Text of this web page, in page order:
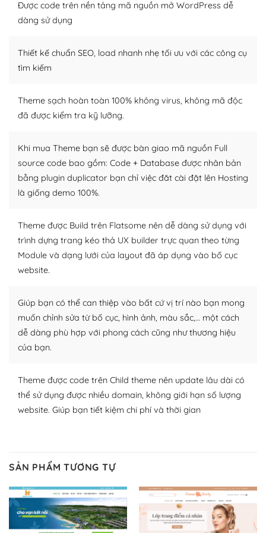
tìm kiếm chúng trên Internet hoặc nhờ chuyên gia.
– Sở hữu một cộng đồng lớn, sẵn sàng hỗ trợ
khổng lồ được kiểm duyệt bởi các nhân viên và những
người cuồng tín WordPress.
kiếm những cộng đồng WordPress, họ sẽ giúp bạn trả
lời, giải đáp vấn đề của bạn.
Cộng đồng sử dụng WordPress sẵn sàng hỗ trợ bạn
Plugin mở rộng là thành phần cài đặt thêm vào
WordPress để tăng thêm các tính năng cần thiết. Có
nhiều plugin trả phí hoặc miễn phí.
plugin của WordPress rất phong phú. Bạn có thể thỏa
thích chọn lựa plugin và themes phù hợp cho mục đích
lập website của mình.
– Dễ sử dụng
Với mọi Hosting bất kỳ thì WordPress đều có thể dễ
Và bạn có toàn quyền tự do khi quyết định nơi lưu trữ
trang web WordPress của bạn.
Dễ dàng lựa chọn Hosting cho website WordPress
– Bảo mật cực tốt
Được code trên nền tảng mã nguồn mở WordPress dễ
dàng sử dụng
Thiết kế chuẩn SEO, load nhanh nhẹ tối ưu với các công cụ
tìm kiếm
Theme sạch hoàn toàn 100% không virus, không mã độc
đã được kiểm tra kỹ lưỡng.
Khi mua Theme bạn sẽ được bàn giao mã nguồn Full
source code bao gồm: Code + Database được nhân bản
bằng plugin duplicator bạn chỉ việc đăt cài đặt lên Hosting
là giống demo 100%.
Theme được Build trên Flatsome nên dễ dàng sử dụng với
trình dựng trang kéo thả UX builder trực quan theo từng
Module và dạng lưới của layout đã áp dụng vào bố cục
website.
Giúp bạn có thể can thiệp vào bất cứ vị trí nào bạn mong
muốn chỉnh sửa từ bố cục, hình ảnh, màu sắc,… một cách
dễ dàng phù hợp với phong cách cũng như thương hiệu
của bạn.
Theme được code trên Child theme nên update lâu dài có
thể sử dụng được nhiều domain, không giới hạn số lượng
website. Giúp bạn tiết kiệm chi phí và thời gian
SẢN PHẨM TƯƠNG TỰ